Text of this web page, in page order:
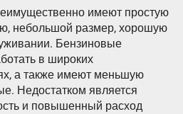
имеют простую
небольшой размер, хорошую
Бензиновые
в широких
а также имеют меньшую
Недостатком является
и повышенный расход